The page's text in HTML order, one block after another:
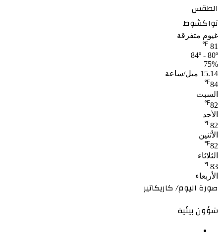
الطقس
نواكشوط
غيوم متفرقة
81
℉
84º - 80º
75%
15.14 ميل/ساعة
84
℉
السبت
82
℉
الأحد
82
℉
الأثنين
82
℉
الثلاثاء
83
℉
الأربعاء
صورة اليوم/ كاريكاتير
شؤون بيئية